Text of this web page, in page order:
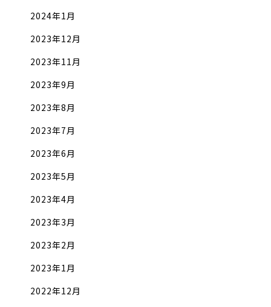
2024年1月
2023年12月
2023年11月
2023年9月
2023年8月
2023年7月
2023年6月
2023年5月
2023年4月
2023年3月
2023年2月
2023年1月
2022年12月